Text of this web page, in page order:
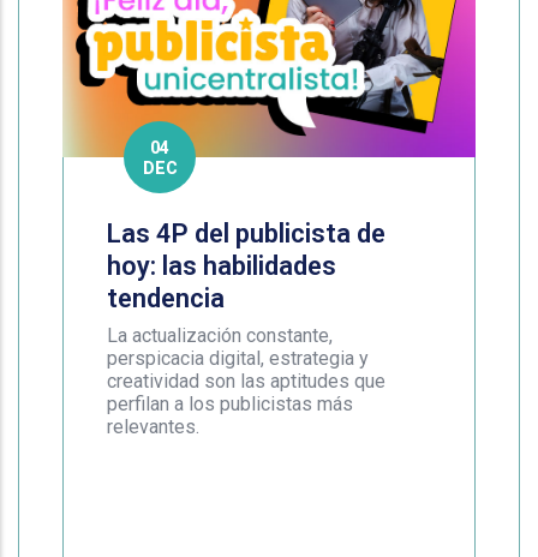
04
DEC
Las 4P del publicista de
hoy: las habilidades
tendencia
La actualización constante,
perspicacia digital, estrategia y
creatividad son las aptitudes que
perfilan a los publicistas más
relevantes.